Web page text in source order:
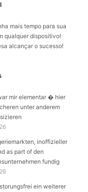
mais tempo para sua
qualquer dispositivo!
alcançar o sucesso!
mir elementar � hier
unter anderem
inoffizieller
as part of den
fundig
ein weiterer